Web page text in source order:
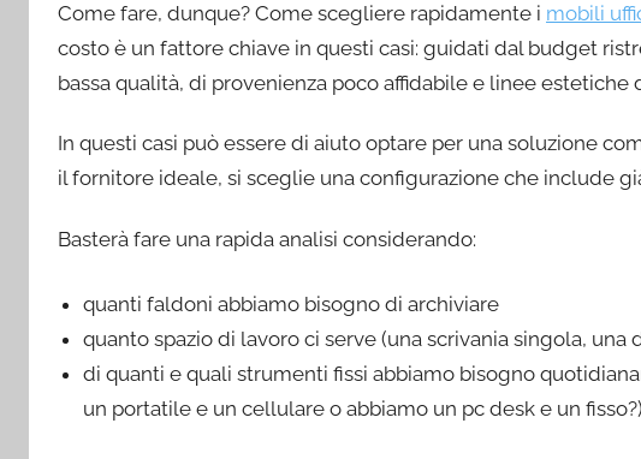
Come fare, dunque? Come scegliere rapidamente i mobili
costo è un fattore chiave in questi casi: guidati dal budget
bassa qualità, di provenienza poco affidabile e linee estetiche
In questi casi può essere di aiuto optare per una soluzione
il fornitore ideale, si sceglie una configurazione che include
Basterà fare una rapida analisi considerando:
quanti faldoni abbiamo bisogno di archiviare
quanto spazio di lavoro ci serve (una scrivania singola, una
di quanti e quali strumenti fissi abbiamo bisogno
un portatile e un cellulare o abbiamo un pc desk e un fisso?)